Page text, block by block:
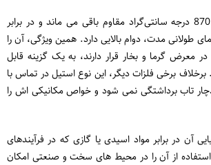
این ورق تا دمای حدود 870 درجه سانتی‌گراد مقاوم باقی می ‌ماند و در برابر
طولانی ‌مدت، دوام بالایی دارد. همین ویژگی، آن را
معرض گرما و بخار قرار دارند، به یک گزینه قابل
برخی فلزات دیگر، این نوع استیل در تماس با
تاب ‌برداشتگی نمی ‌شود و خواص مکانیکی ‌اش را
آن در برابر مواد اسیدی یا گازی که در فرآیندهای
استفاده از آن را در محیط ‌های سخت و صنعتی امکان